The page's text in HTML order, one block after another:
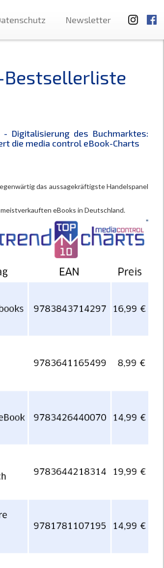
Newsletter
Bestsellerliste
- Digitalisierung des Buchmarktes:
die media control eBook-Charts
das aussagekräftigste Handelspanel
eBooks in Deutschland.